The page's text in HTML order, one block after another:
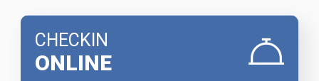
CHECKIN
ONLINE